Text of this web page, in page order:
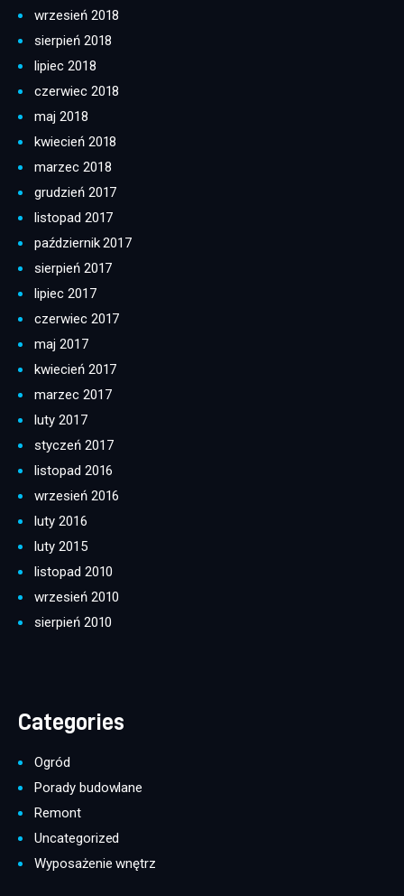
wrzesień 2018
sierpień 2018
lipiec 2018
czerwiec 2018
maj 2018
kwiecień 2018
marzec 2018
grudzień 2017
listopad 2017
październik 2017
sierpień 2017
lipiec 2017
czerwiec 2017
maj 2017
kwiecień 2017
marzec 2017
luty 2017
styczeń 2017
listopad 2016
wrzesień 2016
luty 2016
luty 2015
listopad 2010
wrzesień 2010
sierpień 2010
Categories
Ogród
Porady budowlane
Remont
Uncategorized
Wyposażenie wnętrz